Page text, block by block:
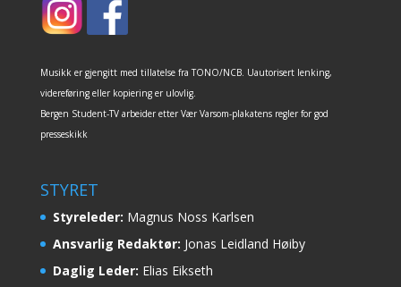
Musikk er gjengitt med tillatelse fra TONO/NCB. Uautorisert lenking,
videreføring eller kopiering er ulovlig.
Bergen Student-TV arbeider etter Vær Varsom-plakatens regler for god
presseskikk
STYRET
Styreleder: Magnus Noss Karlsen
Ansvarlig Redaktør: Jonas Leidland Høiby
Daglig Leder: Elias Eikseth